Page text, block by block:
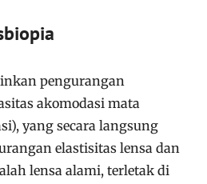
pengurangan
akomodasi mata
yang secara langsung
elastisitas lensa dan
lensa alami, terletak di